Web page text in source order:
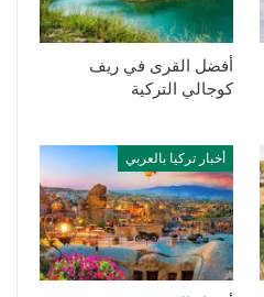
أفضل القرى في ريف
كوجالي التركية
أخبار تركيا بالعربي